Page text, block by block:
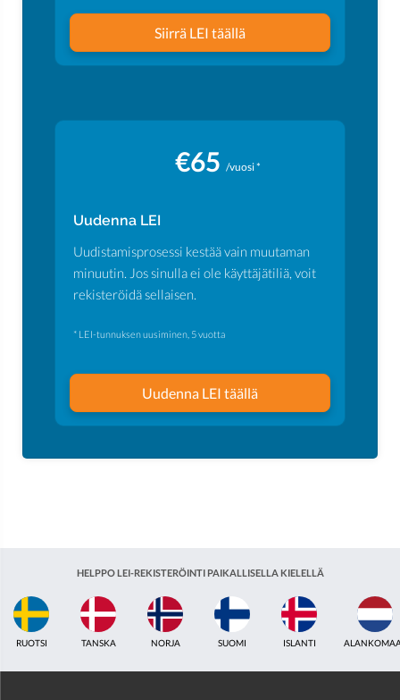
Siirrä LEI täällä
€65 /vuosi *
Uudenna LEI
Uudistamisprosessi kestää vain muutaman
minuutin. Jos sinulla ei ole käyttäjätiliä, voit
rekisteröidä sellaisen.
* LEI-tunnuksen uusiminen, 5 vuotta
Uudenna LEI täällä
HELPPO LEI-REKISTERÖINTI PAIKALLISELLA KIELELLÄ
ISLANTI ALANKOMAAT YHDISTYNYT KUNINGASKUNTA INTIA VIRO